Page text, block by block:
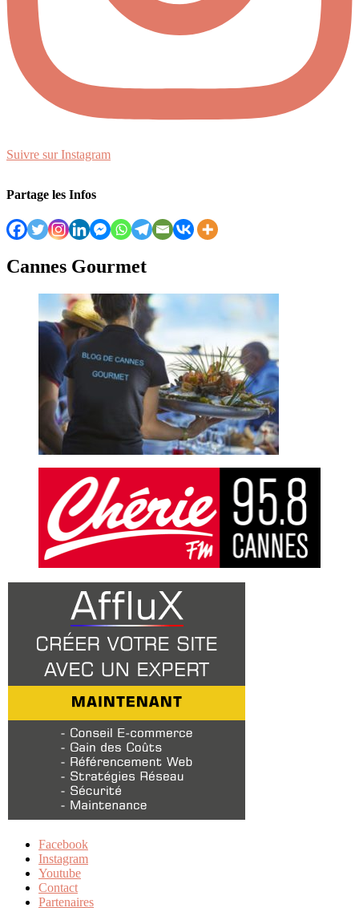
Suivre sur Instagram
Partage les Infos
Cannes Gourmet
Facebook
Instagram
Youtube
Contact
Partenaires